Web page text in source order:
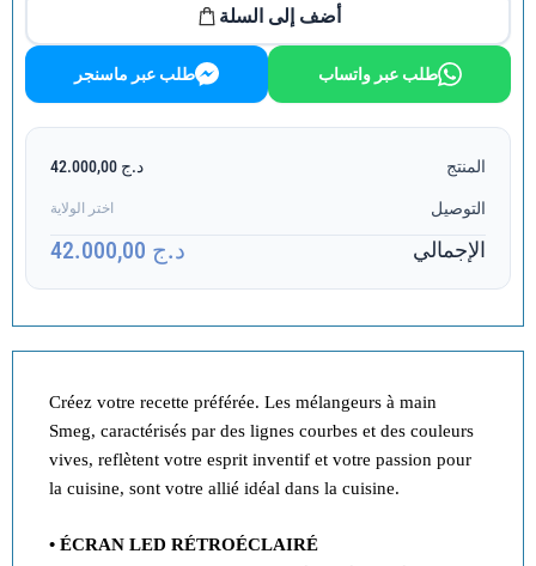
أضف إلى السلة
طلب عبر واتساب طلب عبر ماسنجر
المنتج د.ج 42.000,00
التوصيل اختر الولاية
الإجمالي د.ج 42.000,00
Créez votre recette préférée. Les mélangeurs à main
Smeg, caractérisés par des lignes courbes et des couleurs
vives, reflètent votre esprit inventif et votre passion pour
la cuisine, sont votre allié idéal dans la cuisine.
• ÉCRAN LED RÉTROÉCLAIRÉ